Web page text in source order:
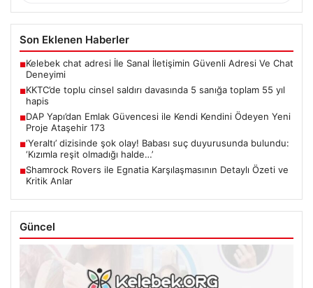
Son Eklenen Haberler
■Kelebek chat adresi İle Sanal İletişimin Güvenli Adresi Ve Chat
Deneyimi
■KKTC’de toplu cinsel saldırı davasında 5 sanığa toplam 55 yıl
hapis
■DAP Yapı’dan Emlak Güvencesi ile Kendi Kendini Ödeyen Yeni
Proje Ataşehir 173
■‘Yeraltı’ dizisinde şok olay! Babası suç duyurusunda bulundu:
‘Kızımla reşit olmadığı halde…’
■Shamrock Rovers ile Egnatia Karşılaşmasının Detaylı Özeti ve
Kritik Anlar
Güncel